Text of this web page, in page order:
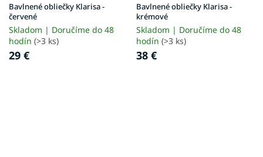
Bavlnené obliečky Klarisa -
červené
Skladom | Doručíme do 48
hodín (>3 ks)
29 €
Bavlnené obliečky Klarisa -
krémové
Skladom | Doručíme do 48
hodín (>3 ks)
38 €